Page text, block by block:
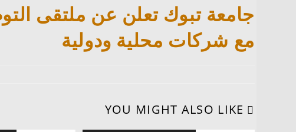
جامعة تبوك تعلن عن ملتقى
مع شركات محلية ودولية
YOU MIGHT ALSO LIKE